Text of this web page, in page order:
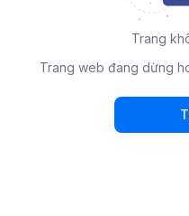
Trang
Trang web đang dừng